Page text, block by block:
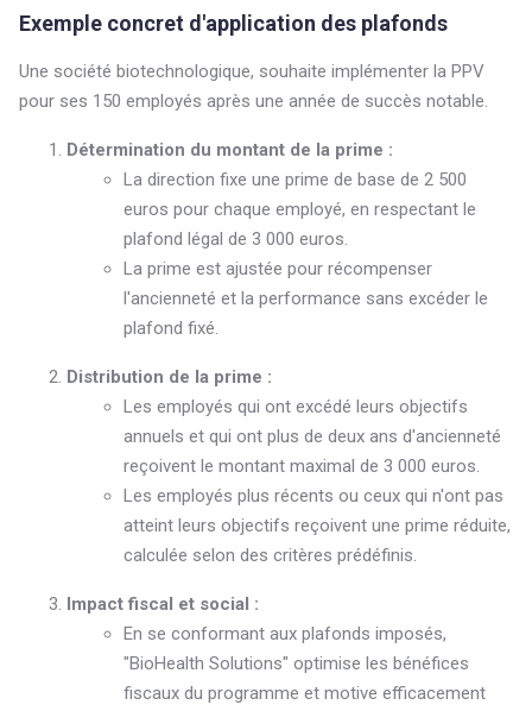
Exemple concret d'application des plafonds
Une société biotechnologique, souhaite implémenter la PPV
pour ses 150 employés après une année de succès notable.
Détermination du montant de la prime :
La direction fixe une prime de base de 2 500
euros pour chaque employé, en respectant le
plafond légal de 3 000 euros.
La prime est ajustée pour récompenser
l'ancienneté et la performance sans excéder le
plafond fixé.
Distribution de la prime :
Les employés qui ont excédé leurs objectifs
annuels et qui ont plus de deux ans d'ancienneté
reçoivent le montant maximal de 3 000 euros.
Les employés plus récents ou ceux qui n'ont pas
atteint leurs objectifs reçoivent une prime réduite,
calculée selon des critères prédéfinis.
Impact fiscal et social :
En se conformant aux plafonds imposés,
"BioHealth Solutions" optimise les bénéfices
fiscaux du programme et motive efficacement